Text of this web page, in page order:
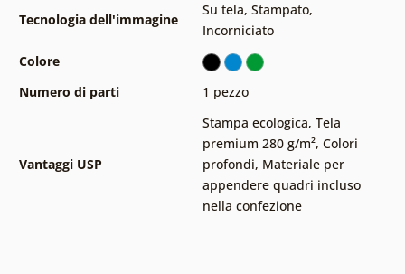
Tecnologia dell'immagine
Su tela, Stampato,
Incorniciato
Colore
Numero di parti
1 pezzo
Vantaggi USP
Stampa ecologica, Tela
premium 280 g/m², Colori
profondi, Materiale per
appendere quadri incluso
nella confezione